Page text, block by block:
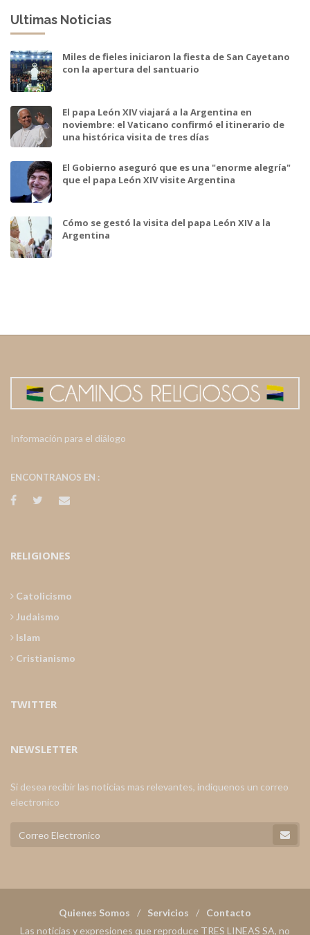
Ultimas Noticias
Miles de fieles iniciaron la fiesta de San Cayetano
con la apertura del santuario
El papa León XIV viajará a la Argentina en
noviembre: el Vaticano confirmó el itinerario de
una histórica visita de tres días
El Gobierno aseguró que es una "enorme alegría"
que el papa León XIV visite Argentina
Cómo se gestó la visita del papa León XIV a la
Argentina
Información para el diálogo
ENCONTRANOS EN :
RELIGIONES
Catolicismo
Judaismo
Islam
Cristianismo
TWITTER
NEWSLETTER
Si desea recibir las noticias mas relevantes, indiquenos un correo
electronico
Quienes Somos Servicios
Contacto
Las noticias y expresiones que reproduce TRES LINEAS SA, no